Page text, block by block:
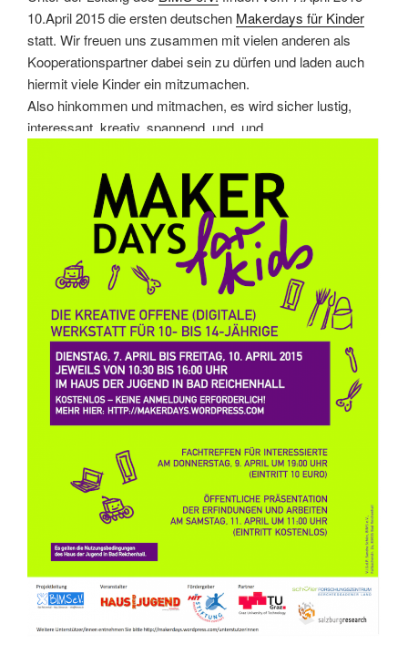
10.April 2015 die ersten deutschen Makerdays für Kinder
statt. Wir freuen uns zusammen mit vielen anderen als
Kooperationspartner dabei sein zu dürfen und laden auch
hiermit viele Kinder ein mitzumachen.
Also hinkommen und mitmachen, es wird sicher lustig,
interessant, kreativ, spannend, und, und, …